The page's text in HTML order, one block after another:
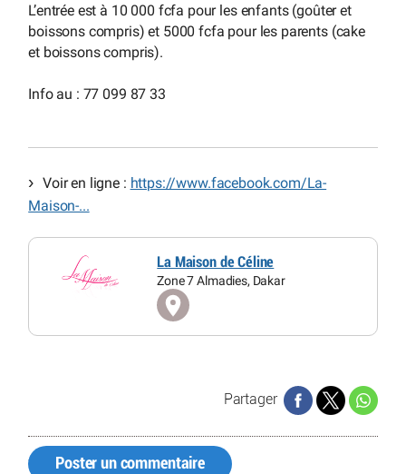
L’entrée est à 10 000 fcfa pour les enfants (goûter et
boissons compris) et 5000 fcfa pour les parents (cake
et boissons compris).
Info au : 77 099 87 33
Voir en ligne : https://www.facebook.com/La-
Maison-...
La Maison de Céline
Zone 7 Almadies, Dakar
Partager
Poster un commentaire